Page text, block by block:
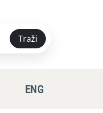
Traži
ENG